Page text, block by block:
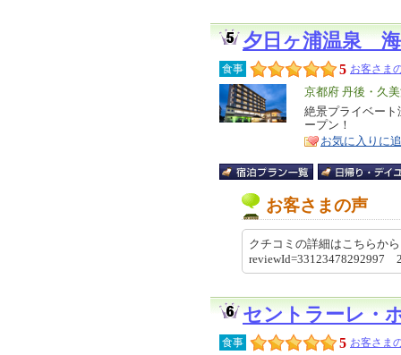
夕日ヶ浦温泉 海
食事 5 お客さま
エ
リ
ア
京都府 丹後・久
特
絶景プライベー
ープン！
お気に入りに
お客さまの声
クチコミの詳細はこちらか
reviewId=33123478292997
セントラーレ・
食事 5 お客さま